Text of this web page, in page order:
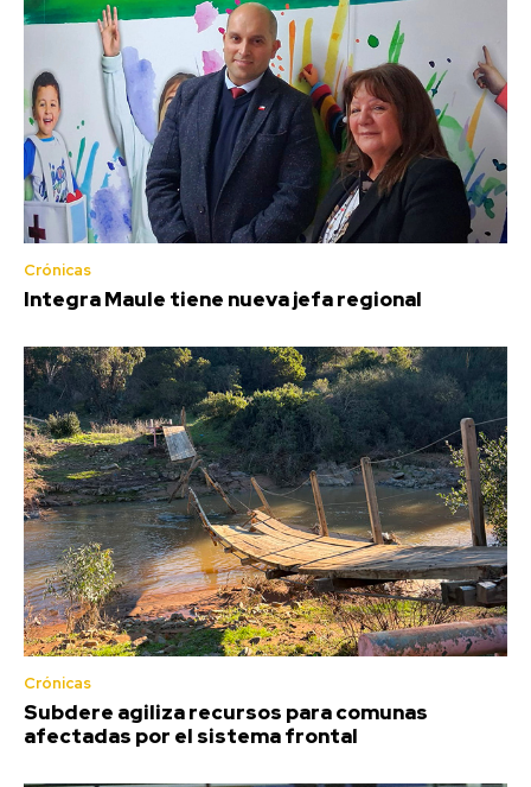
Crónicas
Integra Maule tiene nueva jefa regional
Crónicas
Subdere agiliza recursos para comunas
afectadas por el sistema frontal